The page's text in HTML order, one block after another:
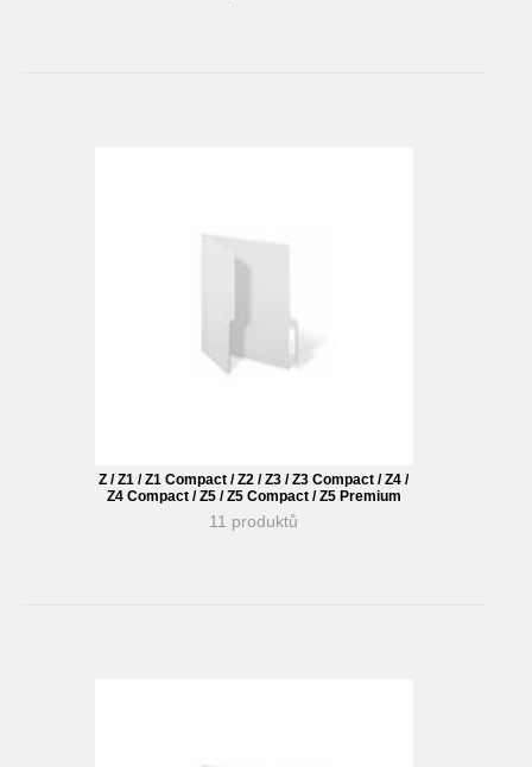
Z / Z1 / Z1 Compact / Z2 / Z3 / Z3 Compact / Z4 /
Z4 Compact / Z5 / Z5 Compact / Z5 Premium
11 produktů